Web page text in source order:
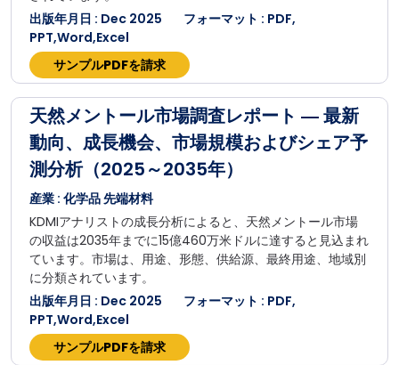
出版年月日 : Dec 2025
フォーマット : PDF,
PPT,Word,Excel
サンプルPDFを請求
天然メントール市場調査レポート ― 最新
動向、成長機会、市場規模およびシェア予
測分析（2025～2035年）
産業 : 化学品 先端材料
KDMIアナリストの成長分析によると、天然メントール市場
の収益は2035年までに15億460万米ドルに達すると見込まれ
ています。市場は、用途、形態、供給源、最終用途、地域別
に分類されています。
出版年月日 : Dec 2025
フォーマット : PDF,
PPT,Word,Excel
サンプルPDFを請求